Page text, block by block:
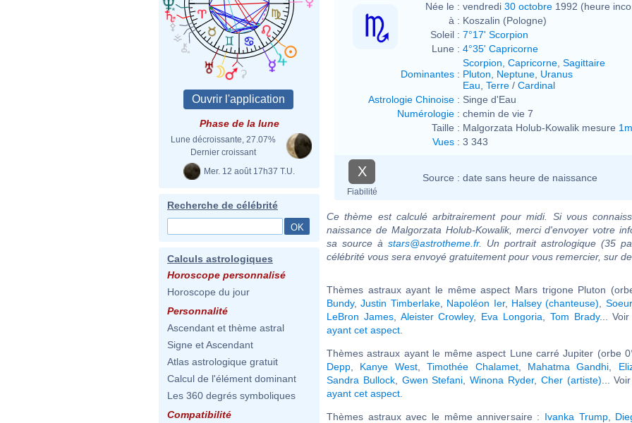
Phase de la lune
Lune décroissante, 27.07%
Dernier croissant
Mer. 12 août 17h37 T.U.
Recherche de célébrité
Calculs astrologiques
Horoscope personnalisé
Horoscope du jour
Personnalité
Ascendant et thème astral
Signe et Ascendant
Atlas astrologique gratuit
Calcul de l'élément dominant
Les 360 degrés symboliques
Compatibilité
Née le : vendredi 30 octobre 1992 (heure
à : Koszalin (Pologne)
Soleil : 7°17' Scorpion
Lune : 4°35' Capricorne
Dominantes :
Scorpion Capricorne Sagittaire
Pluton
Neptune Uranus
Eau Terre / Cardinal
Astrologie Chinoise : Singe d'Eau
Numérologie : chemin de vie 7
Taille : Malgorzata Holub-Kowalik mesure
Vues : 3 343
X
Fiabilité
Source : date sans heure de naissance
Ce thème est calculé arbitrairement pour midi. Si vous
naissance de Malgorzata Holub-Kowalik, merci d'envoyer votre
sa source à stars@astrotheme.fr. Un portrait astrologique (35
célébrité vous sera envoyé gratuitement pour vous remercier, sur
Thèmes astraux ayant le même aspect Mars trigone Pluton
Bundy,Justin Timberlake, Napoléon Ier, Halsey (chanteuse)
LeBron James, Aleister Crowley, Eva Longoria Tom Brady...
ayant cet aspect
Thèmes astraux ayant le même aspect Lune carré Jupiter (orbe
Depp
Kanye West,Timothée Chalamet, Mahatma Gandhi
Sandra Bullock, Gwen Stefani ,Winona Ryder, Cher (artiste) ...
ayant cet aspect
Thèmes astraux avec le même anniversaire : Ivanka Trump,